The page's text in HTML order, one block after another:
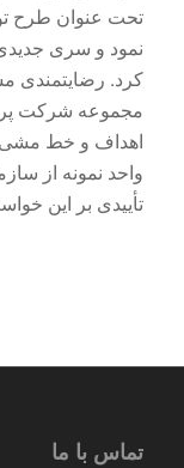
تحت عنوان طرح
نمود و سری جدیدی
کرد. رضایتمندی
اهداف و خط مشی
واحد نمونه از
تأییدی بر این
تماس با ما